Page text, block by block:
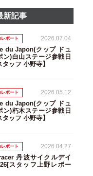
新記事
ポート 2026.07.04
du Japon(クップ ドュ
ン)白山ステージ参戦日
タッフ 小野寺】
ポート 2026.05.12
du Japon(クップ ドュ
ン)朽木ステージ参戦日
タッフ 小野寺】
ポート 2026.04.27
丹波サイクルデイ
スタッフ上野レポー